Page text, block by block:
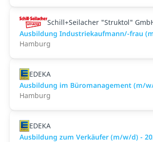
Schill+Seilacher "Struktol"
Ausbildung Industriekaufmann/-frau
Hamburg
EDEKA
Ausbildung im Büromanagement (m/
Hamburg
EDEKA
Ausbildung zum Verkäufer (m/w/d) -